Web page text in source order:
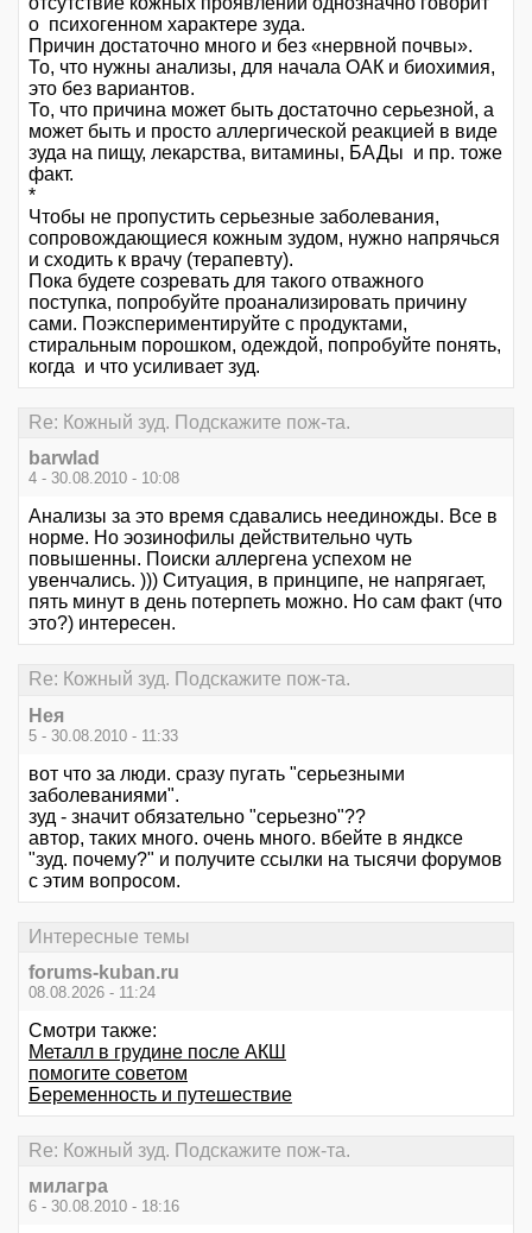
о психогенном характере зуда.
Причин достаточно много и без «нервной почвы».
То, что нужны анализы, для начала ОАК и биохимия,
это без вариантов.
То, что причина может быть достаточно серьезной, а
может быть и просто аллергической реакцией в виде
зуда на пищу, лекарства, витамины, БАДы и пр. тоже
факт.
*
Чтобы не пропустить серьезные заболевания,
сопровождающиеся кожным зудом, нужно напрячься
и сходить к врачу (терапевту).
Пока будете созревать для такого отважного
поступка, попробуйте проанализировать причину
сами. Поэкспериментируйте с продуктами,
стиральным порошком, одеждой, попробуйте понять,
когда и что усиливает зуд.
Re: Кожный зуд. Подскажите пож-та.
barwlad
4 - 30.08.2010 - 10:08
Анализы за это время сдавались неединожды. Все в
норме. Но эозинофилы действительно чуть
повышенны. Поиски аллергена успехом не
увенчались. ))) Ситуация, в принципе, не напрягает,
пять минут в день потерпеть можно. Но сам факт (что
это?) интересен.
Re: Кожный зуд. Подскажите пож-та.
Нея
5 - 30.08.2010 - 11:33
вот что за люди. сразу пугать "серьезными
заболеваниями".
зуд - значит обязательно "серьезно"??
автор, таких много. очень много. вбейте в яндксе
"зуд. почему?" и получите ссылки на тысячи форумов
с этим вопросом.
Интересные темы
forums-kuban.ru
08.08.2026 - 11:24
Смотри также:
Металл в грудине после АКШ
помогите советом
Беременность и путешествие
Re: Кожный зуд. Подскажите пож-та.
милагра
6 - 30.08.2010 - 18:16